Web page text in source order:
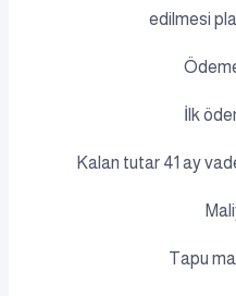
edilmesi
İlk
Kalan tutar 41 ay
Tapu